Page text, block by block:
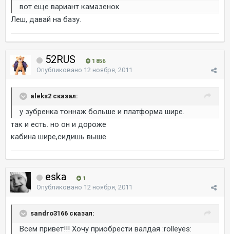
вот еще вариант камазенок
Леш, давай на базу.
52RUS 1 856
Опубликовано 12 ноября, 2011
aleks2 сказал:
у зубренка тоннаж больше и платформа шире.
так и есть. но он и дороже
кабина шире,сидишь выше.
eska 1
Опубликовано 12 ноября, 2011
sandro3166 сказал:
Всем привет!!! Хочу приобрести валдая :rolleyes: